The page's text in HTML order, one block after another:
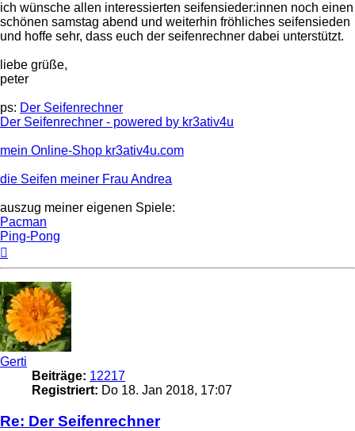
ich wünsche allen interessierten seifensieder:innen noch einen
schönen samstag abend und weiterhin fröhliches seifensieden
und hoffe sehr, dass euch der seifenrechner dabei unterstützt.
liebe grüße,
peter
ps: Der Seifenrechner
Der Seifenrechner - powered by kr3ativ4u
mein Online-Shop kr3ativ4u.com
die Seifen meiner Frau Andrea
auszug meiner eigenen Spiele:
Pacman
Ping-Pong
Gerti
Beiträge: 12217
Registriert: Do 18. Jan 2018, 17:07
Re: Der Seifenrechner